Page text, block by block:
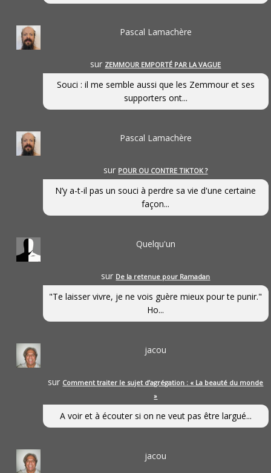
Pascal Lamachère
sur ZEMMOUR EMPORTÉ PAR LA VAGUE
Souci : il me semble aussi que les Zemmour et ses
supporters ont...
Pascal Lamachère
sur POUR OU CONTRE TIKTOK ?
N’y a-t-il pas un souci à perdre sa vie d'une certaine
façon...
Quelqu'un
sur De la retenue pour Ramadan
"Te laisser vivre, je ne vois guère mieux pour te punir."
Ho...
jacou
sur Comment traiter le sujet d’agrégation : « La beauté du monde
»
A voir et à écouter si on ne veut pas être largué...
jacou